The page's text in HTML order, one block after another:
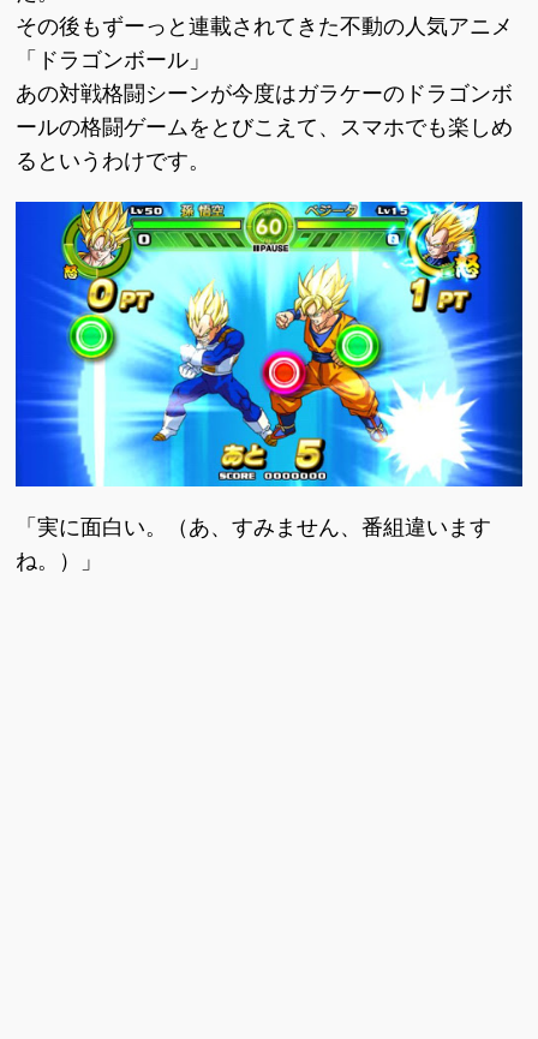
その後もずーっと連載されてきた不動の人気アニメ
「ドラゴンボール」
あの対戦格闘シーンが今度はガラケーのドラゴンボ
ールの格闘ゲームをとびこえて、スマホでも楽しめ
るというわけです。
「実に面白い。（あ、すみません、番組違います
ね。）」